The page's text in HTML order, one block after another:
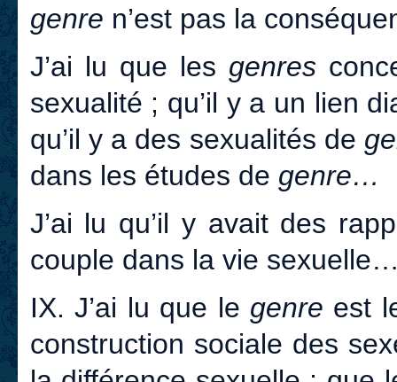
genre n’est pas la
J’ai lu que les genres
sexualité ; qu’il y a un lien
qu’il y a des sexualités de
dans les études de genre…
J’ai lu qu’il y avait des
couple dans la vie
IX. J’ai lu que le genre est
construction sociale des